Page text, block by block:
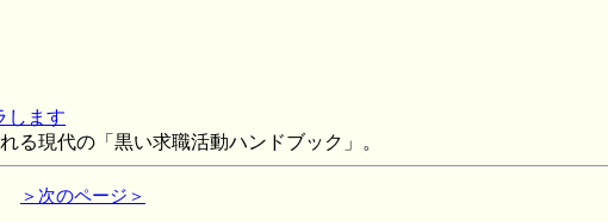
します
現代の「黒い求職活動ハンドブック」。
＞次のページ＞